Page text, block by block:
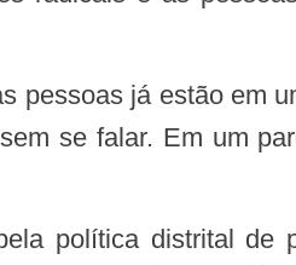
se falar. Em um